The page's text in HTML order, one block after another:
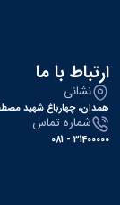
ارتباط با ما
نشانی
همدان، چهارباغ شهید
شماره تماس
31400000 - 081